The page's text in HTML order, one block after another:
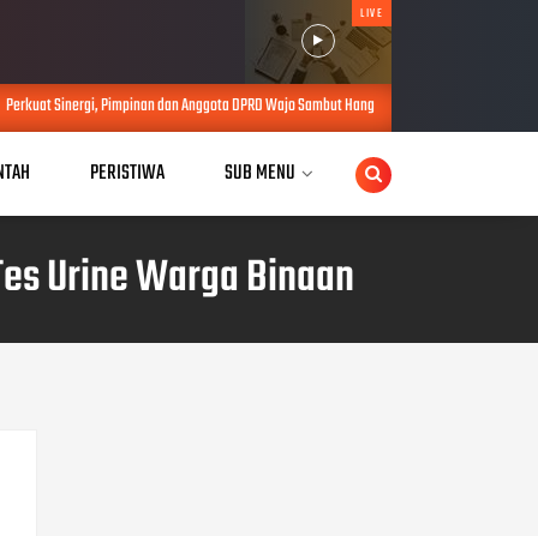
LIVE
dan Anggota DPRD Wajo Sambut Hangat Kunjungan Silaturahmi Kapolres Wajo yang Baru
PERISTIWA SUB MENU
Urine Warga Binaan